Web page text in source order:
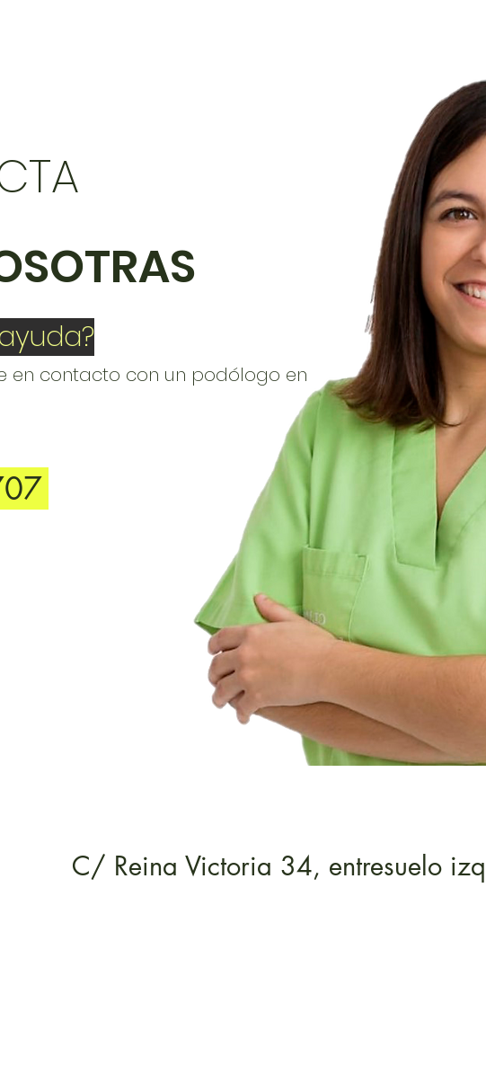
en contacto con un podólogo en
C/ Reina Victoria 34, entresuelo